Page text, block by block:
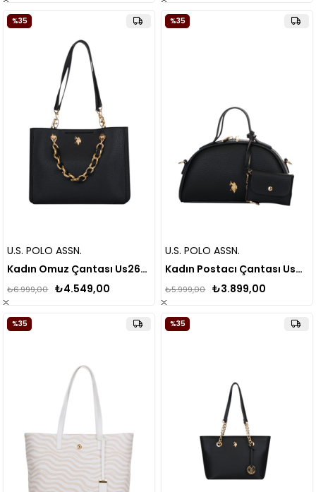
U.S. POLO ASSN.
Kadın Omuz Çantası Us26146
₺4.549,00
₺6.999,00
%35
U.S. POLO ASSN.
Kadın Postacı Çantası Us26155
₺3.899,00
₺5.999,00
%35
%35 %35